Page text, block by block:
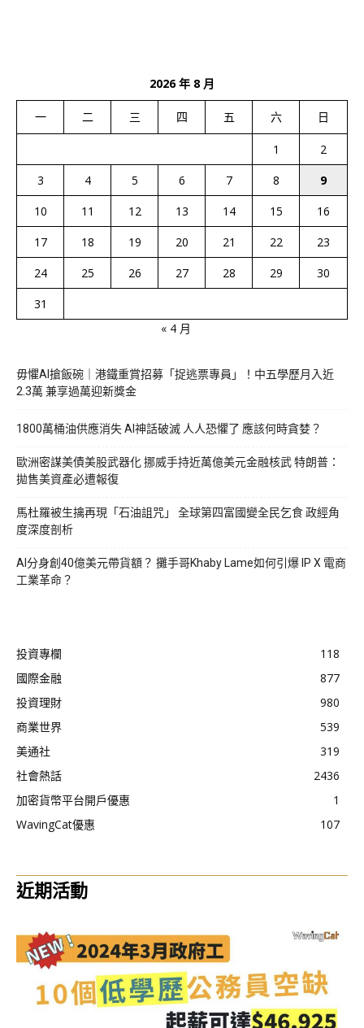
2026 年 8 月
一 二 三 四 五 六 日
1
2
3
4 5 6 7 8
9
10
11 12 13 14 15
16
17
18 19 20 21 22
23
24
25 26 27 28 29
30
31
« 4 月
毋懼AI搶飯碗｜港鐵重賞招募「捉逃票專員」！中五學歷月入近
2.3萬 兼享過萬迎新獎金
1800萬桶油供應消失 AI神話破滅 人人恐懼了 應該何時貪婪？
歐洲密謀美債美股武器化 挪威手持近萬億美元金融核武 特朗普：
拋售美資產必遭報復
馬杜羅被生擒再現「石油詛咒」 全球第四富國變全民乞食 政經角
度深度剖析
AI分身創40億美元帶貨額？ 攤手哥Khaby Lame如何引爆 IP X 電商
工業革命？
投資專欄
118
國際金融
877
投資理財
980
商業世界
539
美通社
319
社會熱話
2436
加密貨幣平台開戶優惠
1
WavingCat優惠
107
近期活動